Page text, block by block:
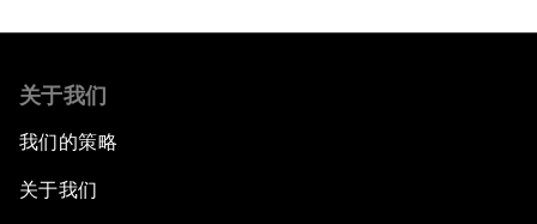
关于我们
我们的策略
关于我们